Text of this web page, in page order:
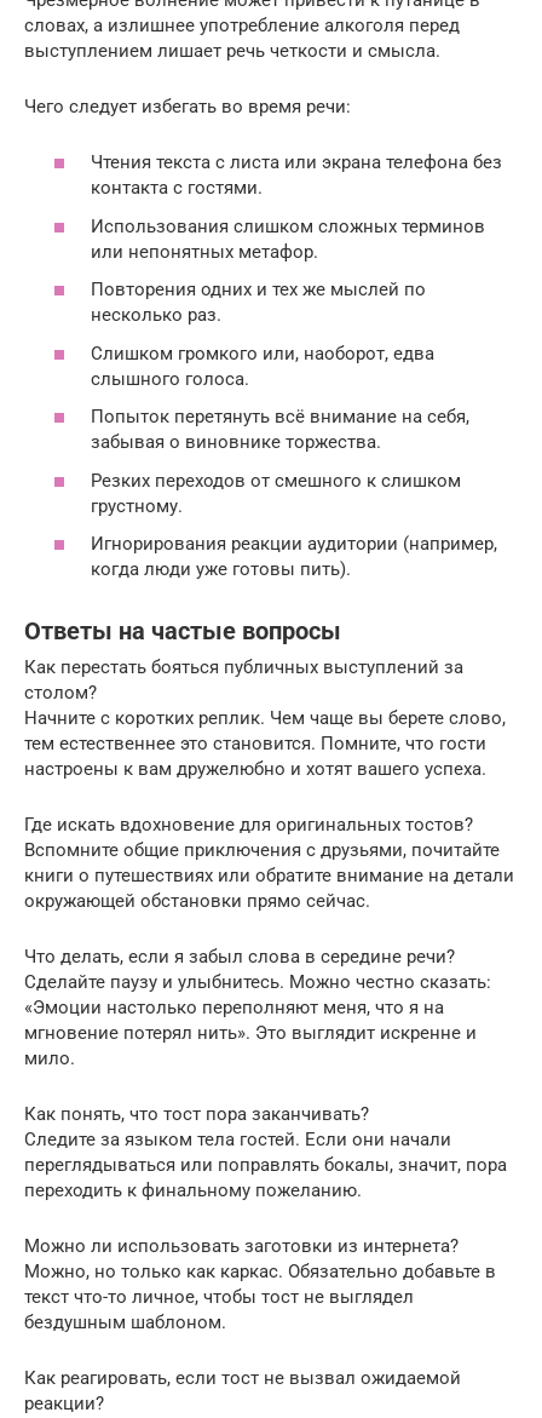
словах, а излишнее употребление алкоголя перед
выступлением лишает речь четкости и смысла.
Чего следует избегать во время речи:
Чтения текста с листа или экрана телефона без
контакта с гостями.
Использования слишком сложных терминов
или непонятных метафор.
Повторения одних и тех же мыслей по
несколько раз.
Слишком громкого или, наоборот, едва
слышного голоса.
Попыток перетянуть всё внимание на себя,
забывая о виновнике торжества.
Резких переходов от смешного к слишком
грустному.
Игнорирования реакции аудитории (например,
когда люди уже готовы пить).
Ответы на частые вопросы
Как перестать бояться публичных выступлений за
столом?
Начните с коротких реплик. Чем чаще вы берете слово,
тем естественнее это становится. Помните, что гости
настроены к вам дружелюбно и хотят вашего успеха.
Где искать вдохновение для оригинальных тостов?
Вспомните общие приключения с друзьями, почитайте
книги о путешествиях или обратите внимание на детали
окружающей обстановки прямо сейчас.
Что делать, если я забыл слова в середине речи?
Сделайте паузу и улыбнитесь. Можно честно сказать:
«Эмоции настолько переполняют меня, что я на
мгновение потерял нить». Это выглядит искренне и
мило.
Как понять, что тост пора заканчивать?
Следите за языком тела гостей. Если они начали
переглядываться или поправлять бокалы, значит, пора
переходить к финальному пожеланию.
Можно ли использовать заготовки из интернета?
Можно, но только как каркас. Обязательно добавьте в
текст что-то личное, чтобы тост не выглядел
бездушным шаблоном.
Как реагировать, если тост не вызвал ожидаемой
реакции?